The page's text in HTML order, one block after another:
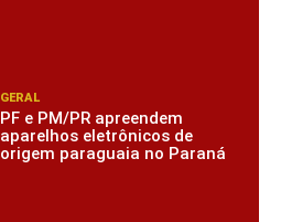
GERAL
PF e PM/PR apreendem
aparelhos eletrônicos de
origem paraguaia no Paraná